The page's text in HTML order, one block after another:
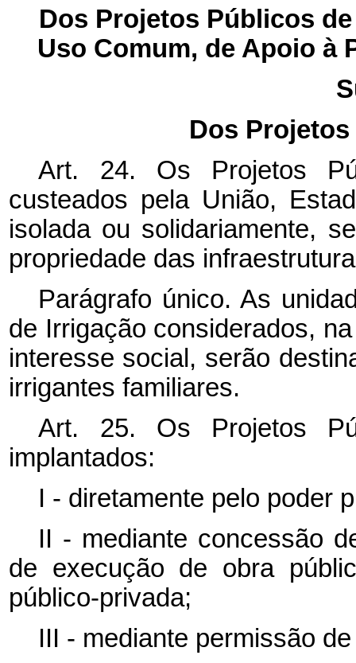
Dos Projetos Públicos
Uso Comum, de Apoio à
Dos
Art. 24. Os Projetos
custeados pela União,
isolada ou solidariamente,
propriedade das
Parágrafo único. As
de Irrigação considerados,
interesse social, serão
irrigantes familiares.
Art. 25. Os Projetos
implantados:
I - diretamente pelo poder
II - mediante concessão
de execução de obra
público-privada;
III - mediante permissão